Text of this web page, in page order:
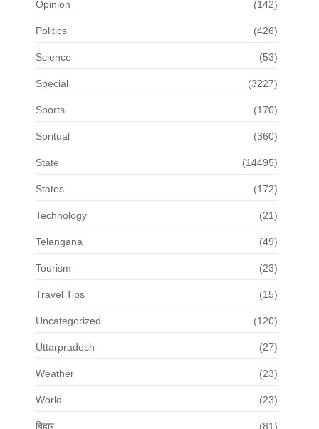
Opinion (142)
Politics (426)
Science (53)
Special (3227)
Sports (170)
Spritual (360)
State (14495)
States (172)
Technology (21)
Telangana (49)
Tourism (23)
Travel Tips (15)
Uncategorized (120)
Uttarpradesh (27)
Weather (23)
World (23)
बिहार (81)